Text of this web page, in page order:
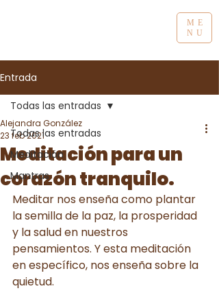
ME
NU
Entrada
Todas las entradas
Meditación
Mantras
Todas las entradas
Meditación para un
corazón tranquilo.
Alejandra González
23 feb 2021
Meditar nos enseña como plantar
la semilla de la paz, la prosperidad
y la salud en nuestros
pensamientos. Y esta meditación
en específico, nos enseña sobre la
quietud.